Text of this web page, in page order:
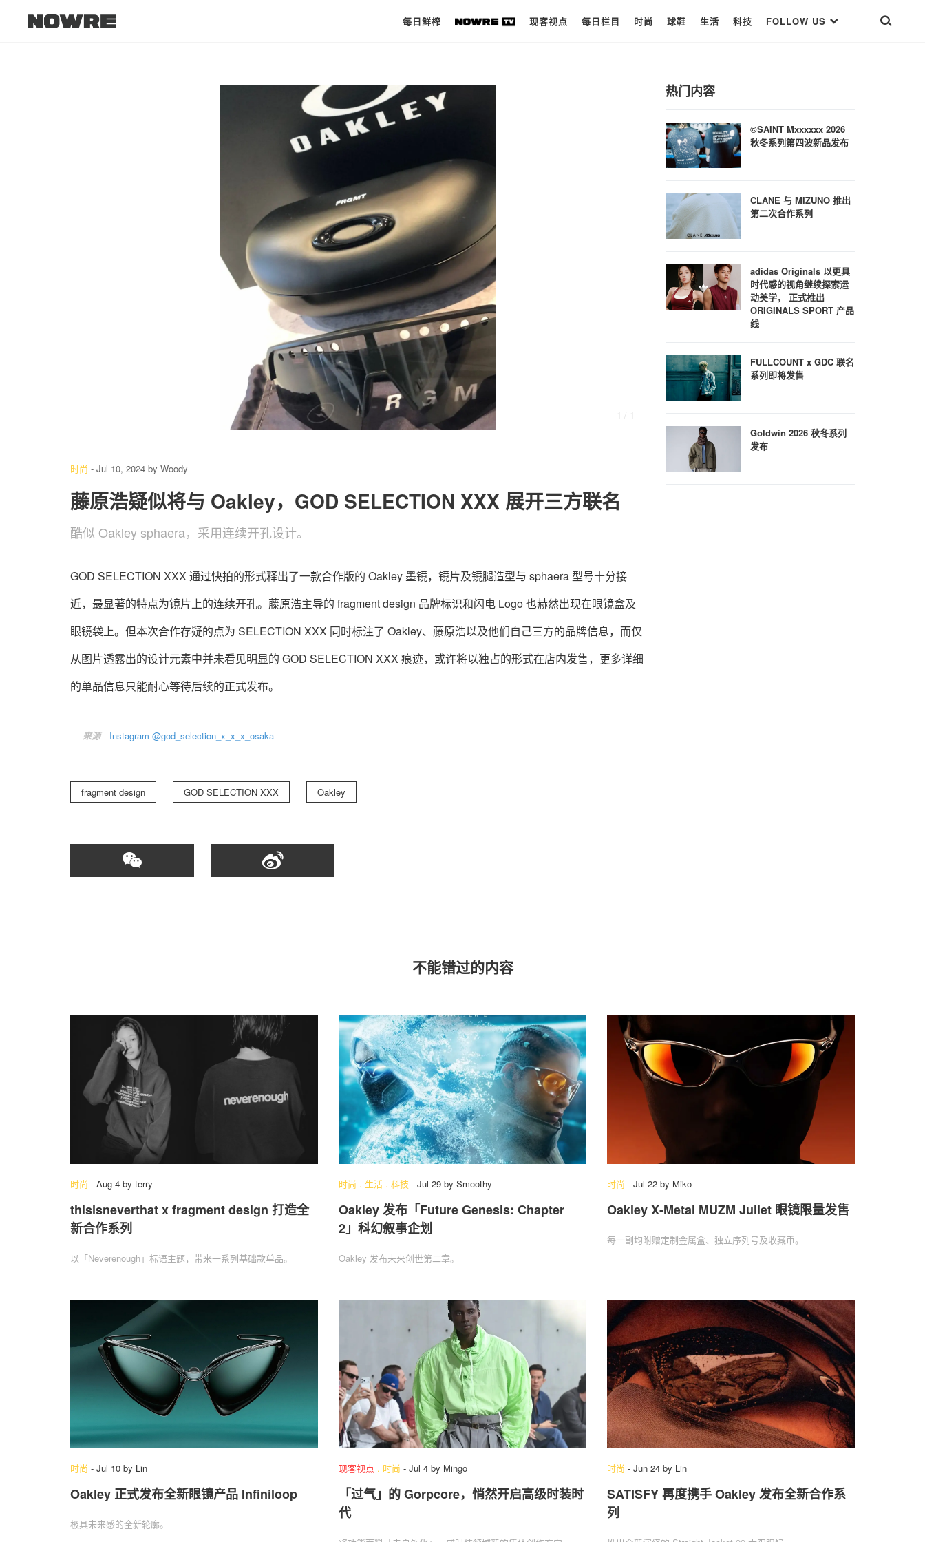
每日鲜榨 现客视点 每日栏目 时尚 球鞋 生活 科技 FOLLOW US
每日栏目
时 尚
球 鞋
生 活
科 技
关于我们
1 / 1
时尚 - Jul 10, 2024 by Woody
藤原浩疑似将与 Oakley，GOD SELECTION XXX 展开三方联名
酷似 Oakley sphaera，采用连续开孔设计。
GOD SELECTION XXX 通过快拍的形式释出了一款合作版的 Oakley 墨镜，镜片及镜腿造型与 sphaera 型号十分接
近，最显著的特点为镜片上的连续开孔。藤原浩主导的 fragment design 品牌标识和闪电 Logo 也赫然出现在眼镜盒及
眼镜袋上。但本次合作存疑的点为 SELECTION XXX 同时标注了 Oakley、藤原浩以及他们自己三方的品牌信息，而仅
从图片透露出的设计元素中并未看见明显的 GOD SELECTION XXX 痕迹，或许将以独占的形式在店内发售，更多详细
的单品信息只能耐心等待后续的正式发布。
来源 Instagram @god_selection_x_x_x_osaka
fragment design GOD SELECTION XXX Oakley
热门内容
©SAINT Mxxxxxx 2026
秋冬系列第四波新品发布
CLANE 与 MIZUNO 推出
第二次合作系列
adidas Originals 以更具
时代感的视角继续探索运
动美学， 正式推出
ORIGINALS SPORT 产品
线
FULLCOUNT x GDC 联名
系列即将发售
Goldwin 2026 秋冬系列
发布
不能错过的内容
时尚 - Aug 4 by terry
thisisneverthat x fragment design 打造全
新合作系列
以「Neverenough」标语主题，带来一系列基础款单品。
时尚 . 生活 . 科技 - Jul 29 by Smoothy
Oakley 发布「Future Genesis: Chapter
2」科幻叙事企划
Oakley 发布未来创世第二章。
时尚 - Jul 22 by Miko
Oakley X-Metal MUZM Juliet 眼镜限量发售
每一副均附赠定制金属盒、独立序列号及收藏币。
时尚 - Jul 10 by Lin
Oakley 正式发布全新眼镜产品 Infiniloop
极具未来感的全新轮廓。
现客视点 . 时尚 - Jul 4 by Mingo
「过气」的 Gorpcore，悄然开启高级时装时
代
时尚 - Jun 24 by Lin
SATISFY 再度携手 Oakley 发布全新合作系
列